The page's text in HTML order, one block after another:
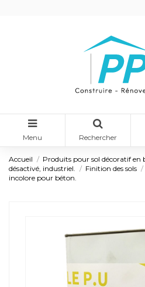
Menu Rechercher
Accueil
Produits pour sol décoratif en
désactivé, industriel.
Finition des sols
incolore pour béton.